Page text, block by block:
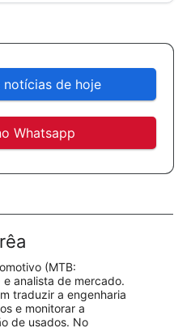
notícias de hoje
Whatsapp
(MTB:
analista de mercado.
traduzir a engenharia
e monitorar a
de usados. No